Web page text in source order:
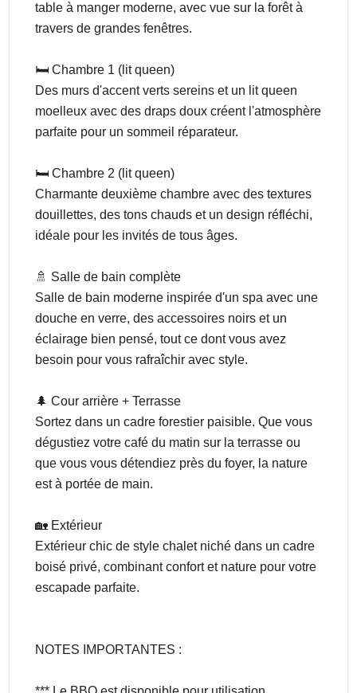
table à manger moderne, avec vue sur la forêt à
travers de grandes fenêtres.
🛏️ Chambre 1 (lit queen)
Des murs d'accent verts sereins et un lit queen
moelleux avec des draps doux créent l'atmosphère
parfaite pour un sommeil réparateur.
🛏️ Chambre 2 (lit queen)
Charmante deuxième chambre avec des textures
douillettes, des tons chauds et un design réfléchi,
idéale pour les invités de tous âges.
🚿 Salle de bain complète
Salle de bain moderne inspirée d'un spa avec une
douche en verre, des accessoires noirs et un
éclairage bien pensé, tout ce dont vous avez
besoin pour vous rafraîchir avec style.
🌲 Cour arrière + Terrasse
Sortez dans un cadre forestier paisible. Que vous
dégustiez votre café du matin sur la terrasse ou
que vous vous détendiez près du foyer, la nature
est à portée de main.
🏡 Extérieur
Extérieur chic de style chalet niché dans un cadre
boisé privé, combinant confort et nature pour votre
escapade parfaite.
NOTES IMPORTANTES :